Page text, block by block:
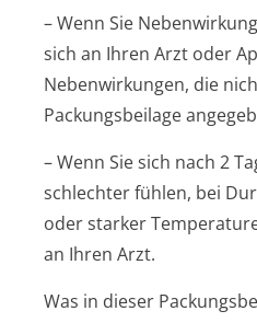
– Wenn Sie
sich an Ihren Arzt oder
Nebenwirkungen, die
Packungsbeilage
– Wenn Sie sich nach 2
schlechter fühlen, bei
oder starker
an Ihren Arzt.
Was in dieser